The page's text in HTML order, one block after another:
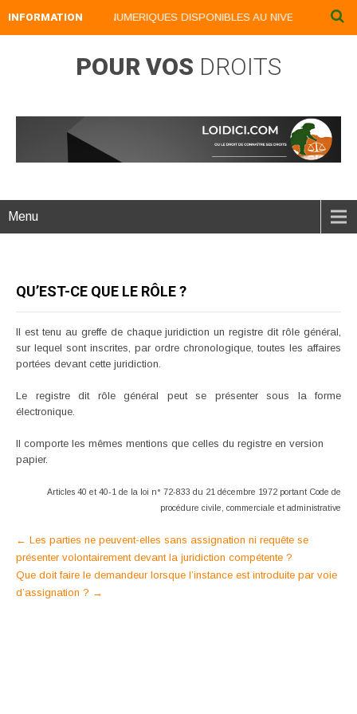
INFORMATION
NOS LIVRES NUMERIQUES DISPONIBLES AU NIVEAU DU
POUR VOS DROITS
Menu
QU’EST-CE QUE LE RÔLE ?
Il est tenu au greffe de chaque juridiction un registre dit rôle général,
sur lequel sont inscrites, par ordre chronologique, toutes les affaires
portées devant cette juridiction.
Le registre dit rôle général peut se présenter sous la forme
électronique.
Il comporte les mêmes mentions que celles du registre en version
papier.
Articles 40 et 40-1 de la loi n° 72-833 du 21 décembre 1972 portant Code de
procédure civile, commerciale et administrative
Post
navigation
← Les parties ne peuvent-elles sans assignation ni requête se
présenter volontairement devant la juridiction compétente ?
Que doit faire le demandeur lorsque l’instance est introduite par voie
d’assignation ? →